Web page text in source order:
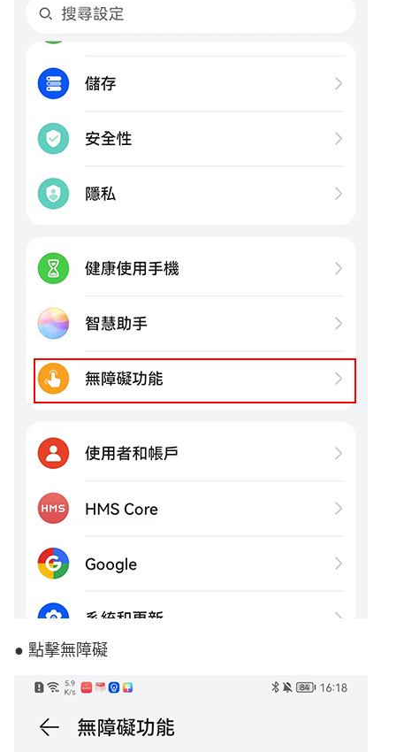
● 點擊無障礙